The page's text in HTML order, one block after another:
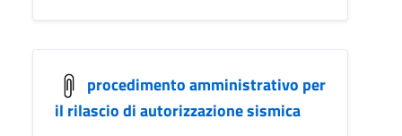
procedimento amministrativo per
il rilascio di autorizzazione sismica